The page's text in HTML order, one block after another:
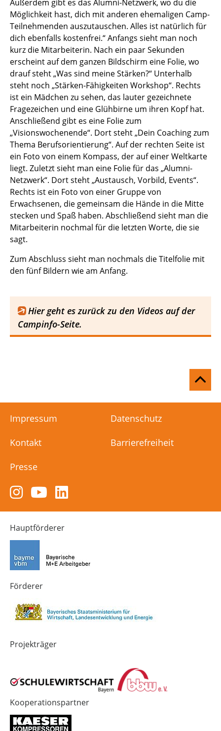
Außerdem gibt es das Alumni-Netzwerk, wo du die
Möglichkeit hast, dich mit anderen ehemaligen Camp-
Teilnehmenden auszutauschen. Alles ist natürlich für
dich ebenfalls kostenfrei.“ Anfangs sieht man noch
kurz die Mitarbeiterin. Nach ein paar Sekunden
erscheint auf dem ganzen Bildschirm eine Folie, wo
drauf steht „Was sind meine Stärken?“ Unterhalb
steht noch „Stärken-Fähigkeiten Workshop“. Rechts
ist ein Mädchen zu sehen, das lauter gezeichnete
Fragezeichen und eine Glühbirne um ihren Kopf hat.
Anschließend gibt es eine Folie zum
„Visionswochenende“. Dort steht „Dein Coaching zum
Thema Berufsorientierung“. Auf der rechten Seite ist
ein Foto von einem Kompass, der auf einer Weltkarte
liegt. Zuletzt sieht man eine Folie für das „Alumni-
Netzwerk“. Dort steht „Austausch, Vorbild, Events“.
Rechts ist ein Foto von einer Gruppe von
Erwachsenen, die gemeinsam die Hände in die Mitte
stecken und Spaß haben. Abschließend sieht man die
Mitarbeiterin nochmal für die letzten Worte, die sie
sagt.
Zum Abschluss sieht man nochmals die Titelfolie mit
den fünf Bildern wie am Anfang.
Hier geht es zurück zu den Videos auf der
Campinfo-Seite.
Impressum Datenschutz
Kontakt Barrierefreiheit
Presse
Zum
Instagram-
Kanal
von
Technik-
in
Bayern
4.0
Zum
YouTube-
Kanal
von
LinkedIn-
Kanal
Hauptförderer
Förderer
Projekträger
Kooperationspartner